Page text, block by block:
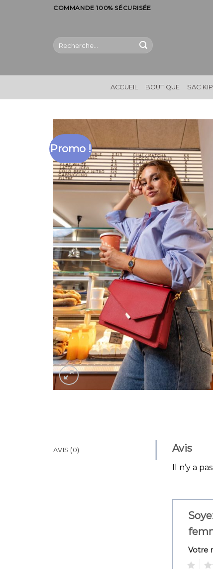
COMMANDE 100% SÉCURISÉE
Recherche
pour :
ACCUEIL BOUTIQUE SAC
Promo !
AVIS (0) Avis
Il n’y a
Votre